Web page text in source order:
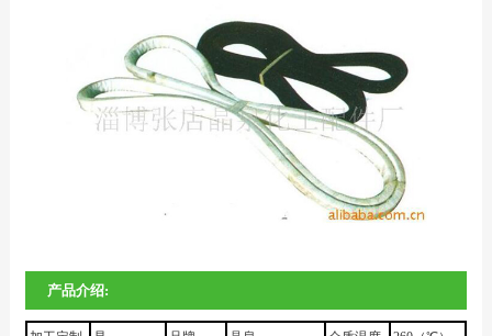
产品介绍: